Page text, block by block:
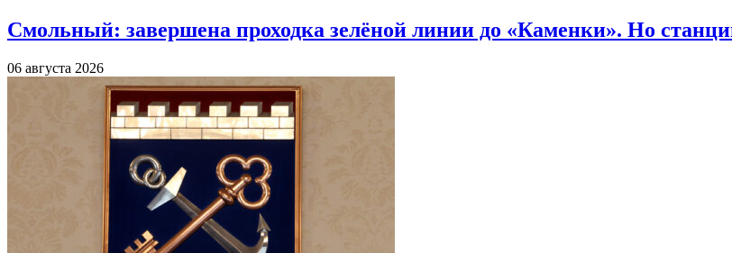
Смольный: завершена проходка зелёной линии до «Каменки». Но
06 августа 2026